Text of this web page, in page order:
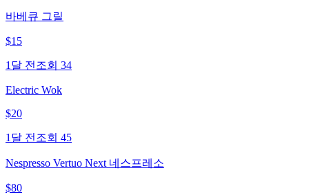
바베큐 그릴
$15
1달 전 조회 34
Electric Wok
$20
1달 전 조회 45
Nespresso Vertuo Next 네스프레소
$80